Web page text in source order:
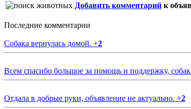
Добавить комментарий к
Последние комментарии
Собака вернулась домой. +2
Всем спасибо большое за помощь и поддержку,
Отдала в добрые руки, объявление не актуально. +2